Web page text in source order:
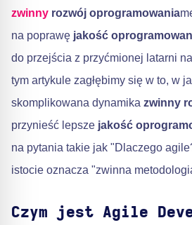
zwinny rozwój oprogramowania
na poprawę jakość
do przejścia z przyćmionej latarni
tym artykule zagłębimy się w to, w
skomplikowana dynamika zwinny
przynieść lepsze jakość
na pytania takie jak "Dlaczego
istocie oznacza "zwinna
Czym jest Agile